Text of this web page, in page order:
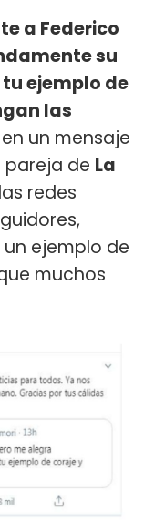
a Federico
su
ejemplo de
las
un mensaje
pareja de La
redes
ejemplo de
muchos